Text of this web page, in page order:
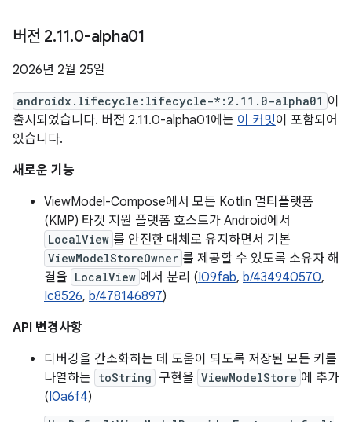
버전 2.11.0-alpha01
2026년 2월 25일
androidx.lifecycle:lifecycle-*:2.11.0-alpha01 이
출시되었습니다. 버전 2.11.0-alpha01에는 이 커밋이 포함되어
있습니다.
새로운 기능
ViewModel-Compose에서 모든 Kotlin 멀티플랫폼
(KMP) 타겟 지원 플랫폼 호스트가 Android에서
LocalView 를 안전한 대체로 유지하면서 기본
ViewModelStoreOwner 를 제공할 수 있도록 소유자 해
결을 LocalView 에서 분리 (I09fab, b/434940570,
Ic8526, b/478146897)
API 변경사항
디버깅을 간소화하는 데 도움이 되도록 저장된 모든 키를
나열하는 toString 구현을 ViewModelStore 에 추가
(I0a6f4)